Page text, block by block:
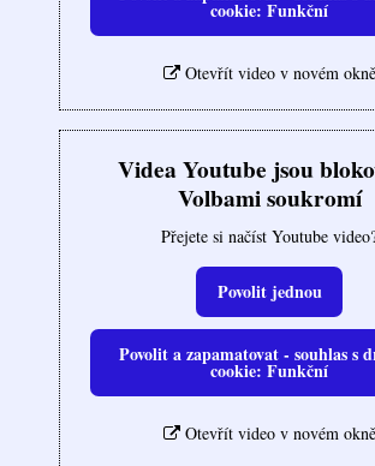
cookie: Funkční
Otevřít video v novém okně
Videa Youtube jsou
Volbami soukromí
Přejete si načíst Youtube
Povolit jednou
Povolit a zapamatovat - souhlas s
cookie: Funkční
Otevřít video v novém okně